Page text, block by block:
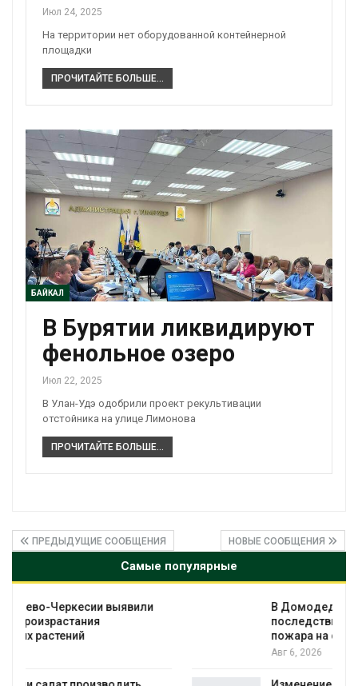
Июл 24, 2025
На территории нет оборудованной контейнерной
площадки
ПРОЧИТАЙТЕ БОЛЬШЕ...
БАЙКАЛ
В Бурятии ликвидируют
фенольное озеро
Июл 22, 2025
В Улан-Удэ одобрили проект рекультивации
отстойника на улице Лимонова
ПРОЧИТАЙТЕ БОЛЬШЕ...
ПРЕДЫДУЩИЕ СООБЩЕНИЯ НОВЫЕ СООБЩЕНИЯ
Самые популярные
В Домодедове ликвидируют
последствия разлива химикатов после